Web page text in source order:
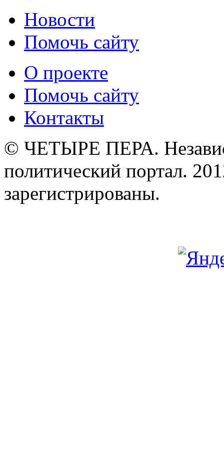
Новости
Помочь сайту
О проекте
Помочь сайту
Контакты
© ЧЕТЫРЕ ПЕРА.
политический портал.
зарегистрированы.